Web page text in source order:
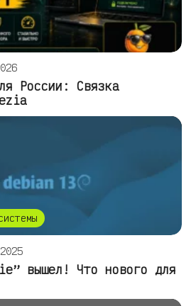
России: Связка
вышел! Что нового для